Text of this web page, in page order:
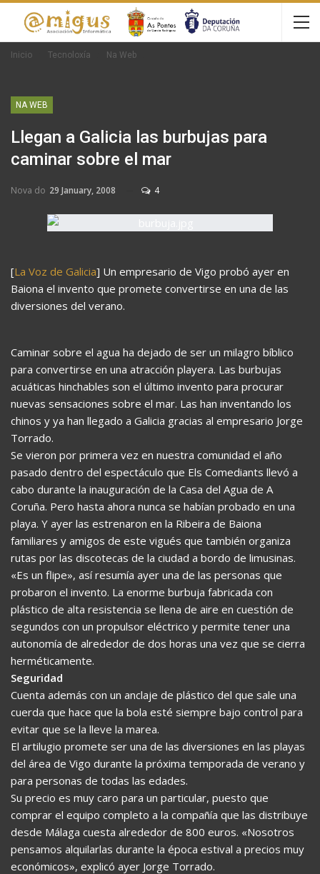
Inicio Tecnoloxía Na Web
NA WEB
Llegan a Galicia las burbujas para
caminar sobre el mar
Nova do 29 January, 2008 4
[La Voz de Galicia] Un empresario de Vigo probó ayer en
Baiona el invento que promete convertirse en una de las
diversiones del verano.
Caminar sobre el agua ha dejado de ser un milagro bíblico
para convertirse en una atracción playera. Las burbujas
acuáticas hinchables son el último invento para procurar
nuevas sensaciones sobre el mar. Las han inventando los
chinos y ya han llegado a Galicia gracias al empresario Jorge
Torrado.
Se vieron por primera vez en nuestra comunidad el año
pasado dentro del espectáculo que Els Comediants llevó a
cabo durante la inauguración de la Casa del Agua de A
Coruña. Pero hasta ahora nunca se habían probado en una
playa. Y ayer las estrenaron en la Ribeira de Baiona
familiares y amigos de este vigués que también organiza
rutas por las discotecas de la ciudad a bordo de limusinas.
«Es un flipe», así resumía ayer una de las personas que
probaron el invento. La enorme burbuja fabricada con
plástico de alta resistencia se llena de aire en cuestión de
segundos con un propulsor eléctrico y permite tener una
autonomía de alrededor de dos horas una vez que se cierra
herméticamente.
Seguridad
Cuenta además con un anclaje de plástico del que sale una
cuerda que hace que la bola esté siempre bajo control para
evitar que se la lleve la marea.
El artilugio promete ser una de las diversiones en las playas
del área de Vigo durante la próxima temporada de verano y
para personas de todas las edades.
Su precio es muy caro para un particular, puesto que
comprar el equipo completo a la compañía que las distribuye
desde Málaga cuesta alrededor de 800 euros. «Nosotros
pensamos alquilarlas durante la época estival a precios muy
económicos», explicó ayer Jorge Torrado.